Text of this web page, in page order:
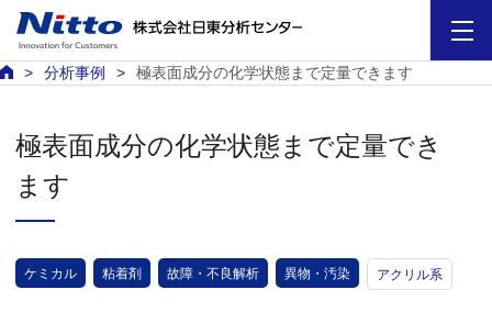
分析事例 極表面成分の化学状態まで定量できます
極表面成分の化学状態まで定量でき
ます
ケミカル 粘着剤 故障・不良解析 異物・汚染 アクリル系